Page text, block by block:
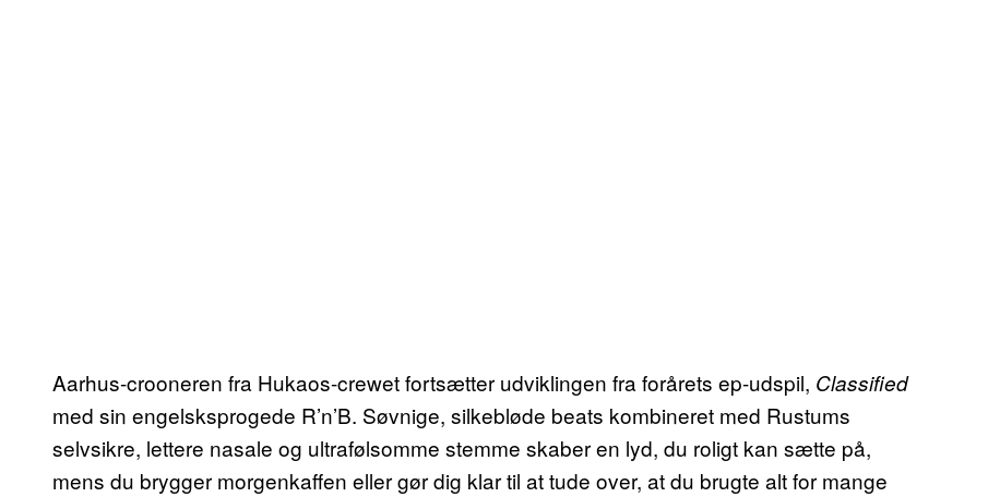
Aarhus-crooneren fra Hukaos-crewet fortsætter udviklingen fra forårets ep-udspil, Classified
med sin engelsksprogede R’n’B. Søvnige, silkebløde beats kombineret med Rustums
selvsikre, lettere nasale og ultrafølsomme stemme skaber en lyd, du roligt kan sætte på,
mens du brygger morgenkaffen eller gør dig klar til at tude over, at du brugte alt for mange